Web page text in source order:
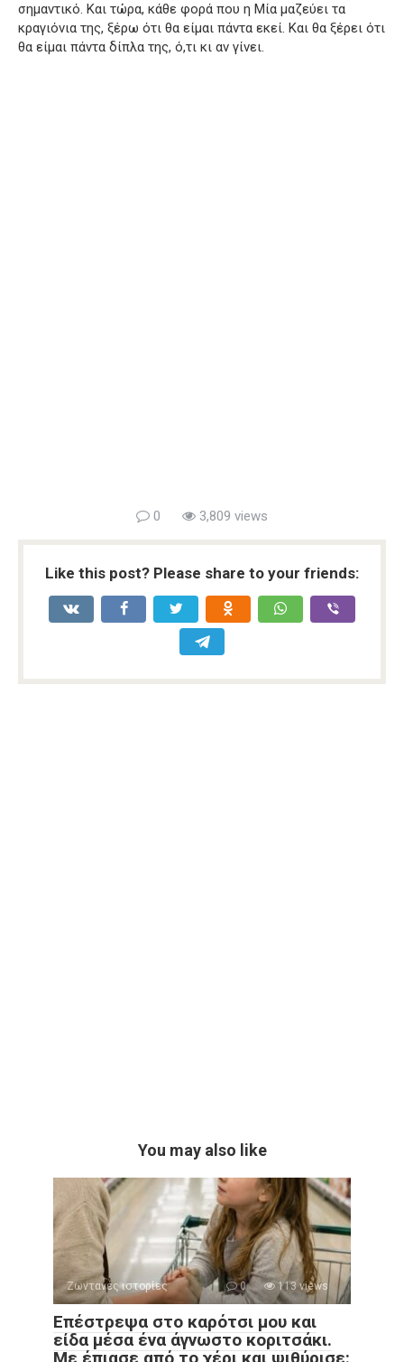
σημαντικό. Και τώρα, κάθε φορά που η Μία μαζεύει τα
κραγιόνια της, ξέρω ότι θα είμαι πάντα εκεί. Και θα ξέρει ότι
θα είμαι πάντα δίπλα της, ό,τι κι αν γίνει.
0 3,809 views
Like this post? Please share to your friends:
You may also like
Ζωντανές ιστορίες 0 113 views
Επέστρεψα στο καρότσι μου και
είδα μέσα ένα άγνωστο κοριτσάκι.